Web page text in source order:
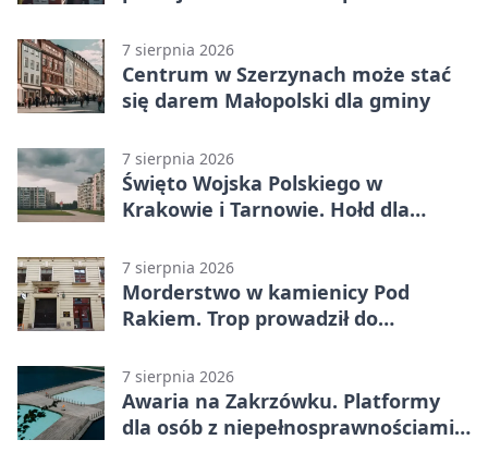
7 sierpnia 2026
Centrum w Szerzynach może stać
się darem Małopolski dla gminy
7 sierpnia 2026
Święto Wojska Polskiego w
Krakowie i Tarnowie. Hołd dla
7 sierpnia 2026
Morderstwo w kamienicy Pod
Rakiem. Trop prowadził do
7 sierpnia 2026
Awaria na Zakrzówku. Platformy
dla osób z niepełnosprawnościami